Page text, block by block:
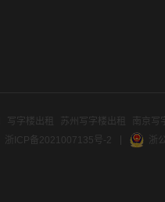
写字楼出租 苏州写字楼出租 南京写
浙ICP备2021007135号-2 浙